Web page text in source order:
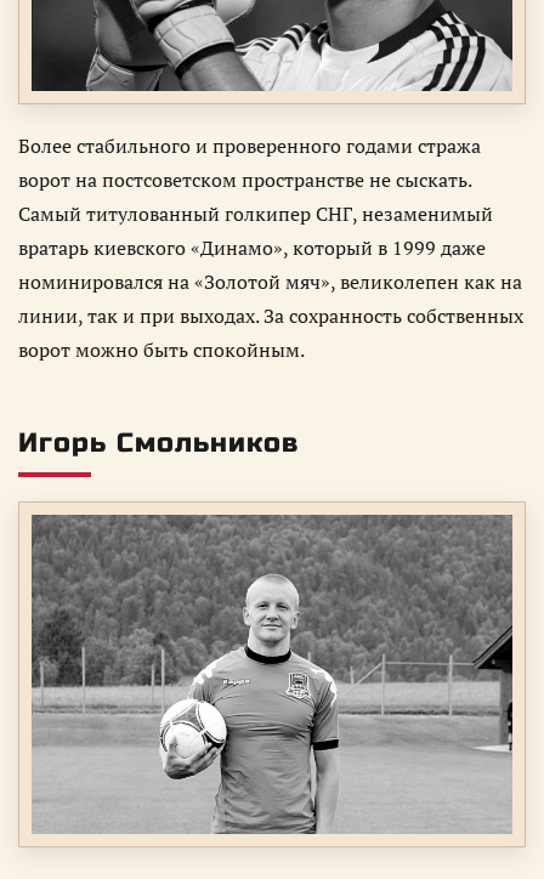
Более стабильного и проверенного годами стража
ворот на постсоветском пространстве не сыскать.
Самый титулованный голкипер СНГ, незаменимый
вратарь киевского «Динамо», который в 1999 даже
номинировался на «Золотой мяч», великолепен как на
линии, так и при выходах. За сохранность собственных
ворот можно быть спокойным.
Игорь Смольников